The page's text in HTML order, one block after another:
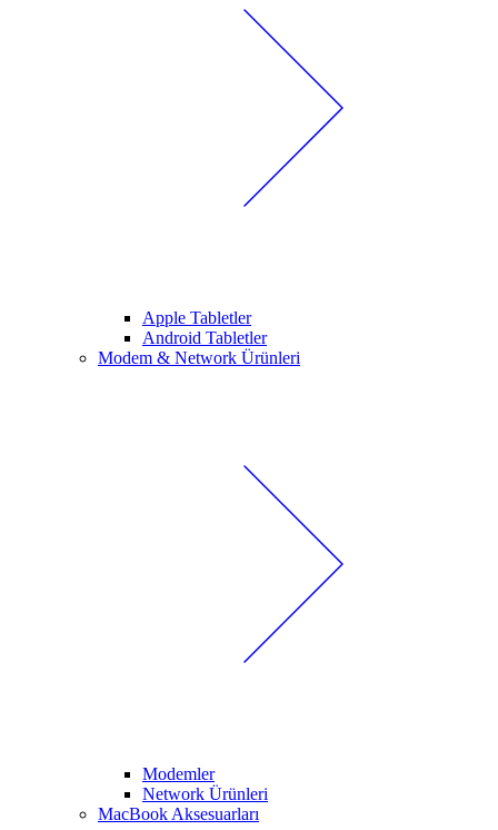
Apple Tabletler
Android Tabletler
Modem & Network Ürünleri
Modemler
Network Ürünleri
MacBook Aksesuarları